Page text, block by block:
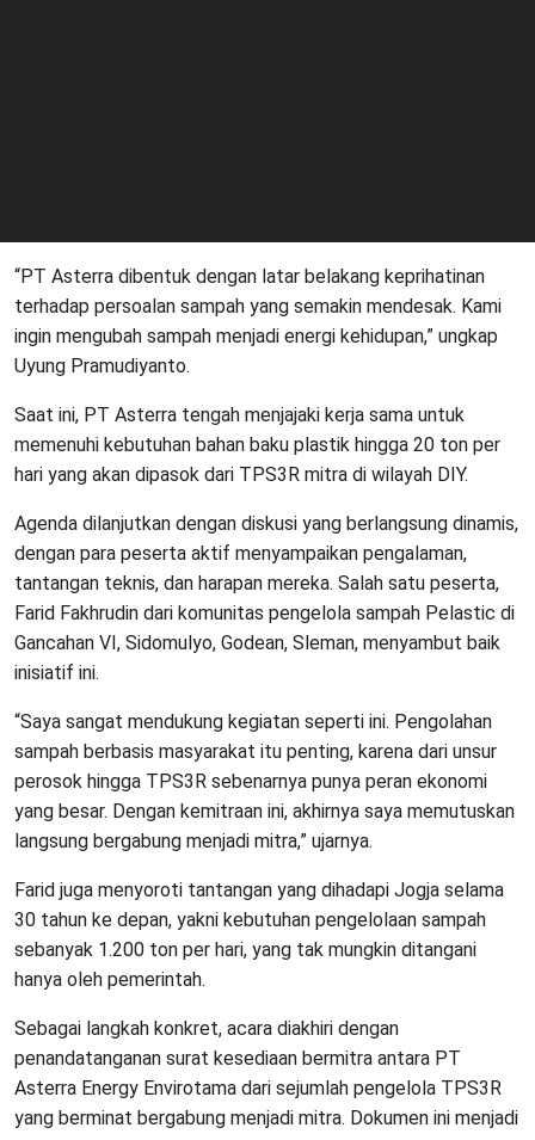
“PT Asterra dibentuk dengan latar belakang keprihatinan
terhadap persoalan sampah yang semakin mendesak. Kami
ingin mengubah sampah menjadi energi kehidupan,” ungkap
Uyung Pramudiyanto.
Saat ini, PT Asterra tengah menjajaki kerja sama untuk
memenuhi kebutuhan bahan baku plastik hingga 20 ton per
hari yang akan dipasok dari TPS3R mitra di wilayah DIY.
Agenda dilanjutkan dengan diskusi yang berlangsung dinamis,
dengan para peserta aktif menyampaikan pengalaman,
tantangan teknis, dan harapan mereka. Salah satu peserta,
Farid Fakhrudin dari komunitas pengelola sampah Pelastic di
Gancahan VI, Sidomulyo, Godean, Sleman, menyambut baik
inisiatif ini.
“Saya sangat mendukung kegiatan seperti ini. Pengolahan
sampah berbasis masyarakat itu penting, karena dari unsur
perosok hingga TPS3R sebenarnya punya peran ekonomi
yang besar. Dengan kemitraan ini, akhirnya saya memutuskan
langsung bergabung menjadi mitra,” ujarnya.
Farid juga menyoroti tantangan yang dihadapi Jogja selama
30 tahun ke depan, yakni kebutuhan pengelolaan sampah
sebanyak 1.200 ton per hari, yang tak mungkin ditangani
hanya oleh pemerintah.
Sebagai langkah konkret, acara diakhiri dengan
penandatanganan surat kesediaan bermitra antara PT
Asterra Energy Envirotama dari sejumlah pengelola TPS3R
yang berminat bergabung menjadi mitra. Dokumen ini menjadi